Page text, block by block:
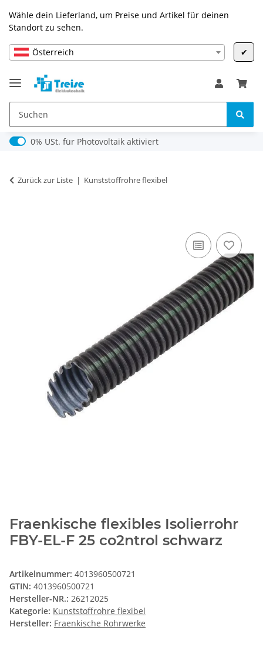
Wähle dein Lieferland, um Preise und Artikel für deinen
Standort zu sehen.
Österreich ✔
0% USt. für Photovoltaik (§ 12 Abs. 3 UStG)
0% USt. für Photovoltaik aktiviert
Zurück zur Liste Kunststoffrohre flexibel
Fraenkische flexibles Isolierrohr
FBY-EL-F 25 co2ntrol schwarz
Artikelnummer: 4013960500721
GTIN: 4013960500721
Hersteller-NR.: 26212025
Kategorie: Kunststoffrohre flexibel
Hersteller: Fraenkische Rohrwerke